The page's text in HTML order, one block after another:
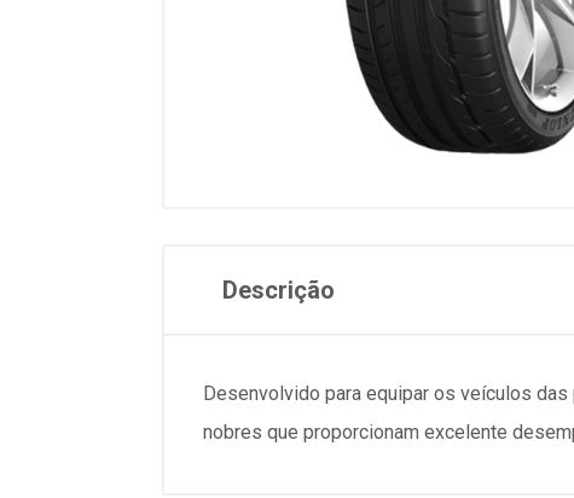
Descrição
Desenvolvido para equipar os veículos
nobres que proporcionam excelente